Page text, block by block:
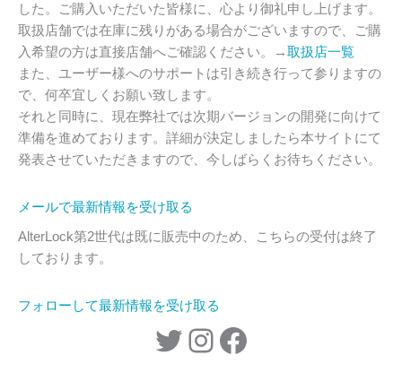
した。ご購入いただいた皆様に、心より御礼申し上げます。
取扱店舗では在庫に残りがある場合がございますので、ご購
入希望の方は直接店舗へご確認ください。→取扱店一覧
また、ユーザー様へのサポートは引き続き行って参りますの
で、何卒宜しくお願い致します。
それと同時に、現在弊社では次期バージョンの開発に向けて
準備を進めております。詳細が決定しましたら本サイトにて
発表させていただきますので、今しばらくお待ちください。
メールで最新情報を受け取る
AlterLock第2世代は既に販売中のため、こちらの受付は終了
しております。
フォローして最新情報を受け取る
Twitter
Instagram
Facebook